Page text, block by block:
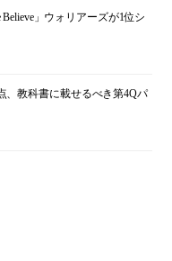
」ウォリアーズが1位シ
、教科書に載せるべき第4Qパ